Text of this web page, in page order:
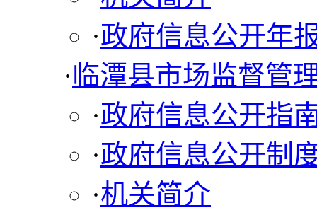
·政府信息公开年
·临潭县市场监督管
·政府信息公开指
·政府信息公开制
·机关简介